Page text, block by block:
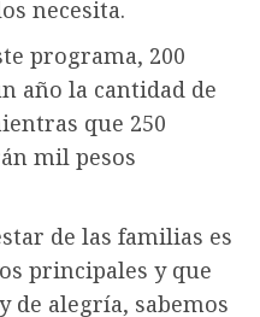
necesita.
programa, 200
año la cantidad de
que 250
mil pesos
de las familias es
principales y que
de alegría, sabemos